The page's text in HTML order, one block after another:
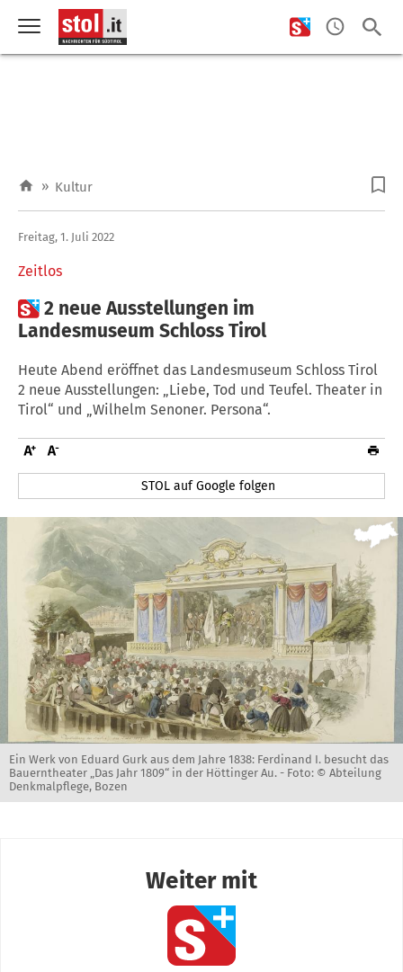
» Kultur
Zeitlos
Freitag, 1. Juli 2022
2 neue Ausstellungen im
Landesmuseum Schloss Tirol
Heute Abend eröffnet das Landesmuseum Schloss Tirol
2 neue Ausstellungen: „Liebe, Tod und Teufel. Theater in
Tirol“ und „Wilhelm Senoner. Persona“.
STOL auf Google folgen
Ein Werk von Eduard Gurk aus dem Jahre 1838: Ferdinand I. besucht das
Bauerntheater „Das Jahr 1809“ in der Höttinger Au. - Foto: © Abteilung
Denkmalpflege, Bozen